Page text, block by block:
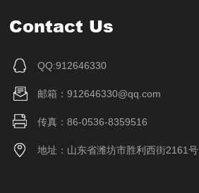
Contact Us
QQ:912646330
邮箱：912646330@qq.com
传真：86-0536-8359516
地址：山东省潍坊市胜利西街2161号